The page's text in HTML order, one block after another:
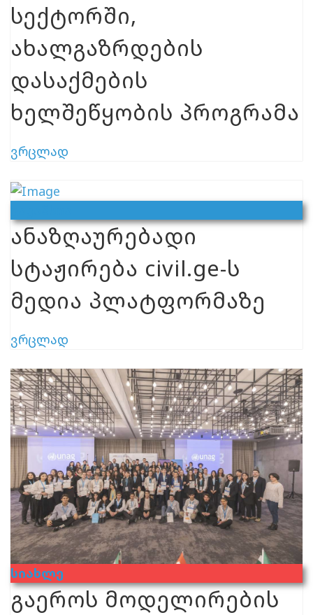
სექტორში,
ახალგაზრდების
დასაქმების
ხელშეწყობის პროგრამა
ვრცლად
ანაზღაურებადი
სტაჟირება civil.ge-ს
მედია პლატფორმაზე
ვრცლად
Სიახლე
გაეროს მოდელირების